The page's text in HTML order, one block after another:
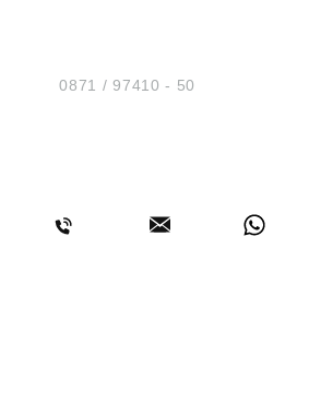
Tel.:0871 / 97410 - 50